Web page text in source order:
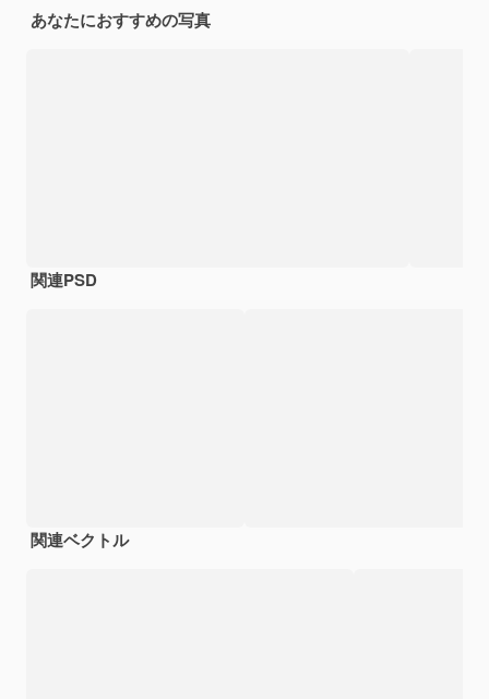
あなたにおすすめの写真
関連PSD
関連ベクトル